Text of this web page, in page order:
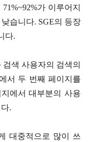
가 이루어지
습니다. SGE의 등장
다.
색 사용자의 검색의
서 두 번째 페이지를
에서 대부분의 사용
.
대중적으로 많이 쓰